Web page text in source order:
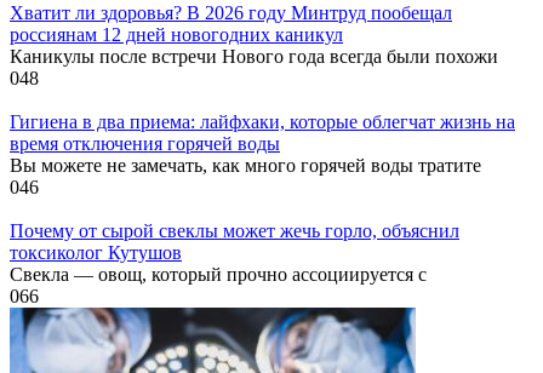
Хватит ли здоровья? В 2026 году Минтруд пообещал
россиянам 12 дней новогодних каникул
Каникулы после встречи Нового года всегда были похожи
048
Гигиена в два приема: лайфхаки, которые облегчат жизнь на
время отключения горячей воды
Вы можете не замечать, как много горячей воды тратите
046
Почему от сырой свеклы может жечь горло, объяснил
токсиколог Кутушов
Свекла — овощ, который прочно ассоциируется с
066